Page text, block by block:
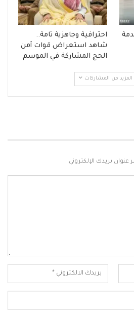
احترافية وجاهزية تامة..
شاهد استعراض قوات أمن
الحج المشاركة في الموسم
المزيد من المشاركات
عنوان بريدك الإلكتروني.